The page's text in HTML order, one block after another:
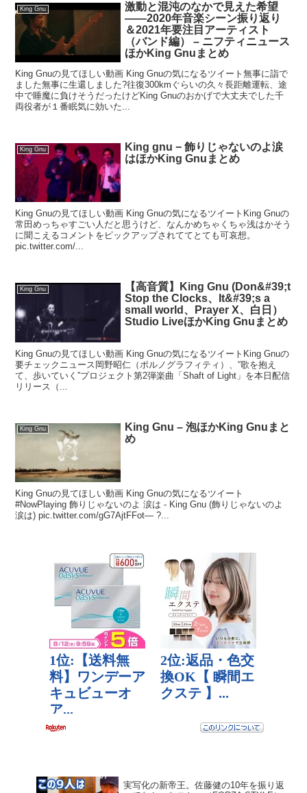
King Gnu
激動と混沌のなかで見えた希望
――2020年音楽シーン振り返り
＆2021年要注目アーティスト
（バンド編） – ニフティニュース
ほかKing Gnuまとめ
King Gnuの見てほしい動画 King Gnuの気になるツイート無事に詣で
ました無事に生還しました?往復300kmぐらいの久々長距離運転、途
中で睡魔に負けそうだったけどKing Gnuのおかげで大丈夫でした千
両役者が１番眠気に効いた...
King Gnu
King gnu − 飾りじゃないのよ涙
はほかKing Gnuまとめ
King Gnuの見てほしい動画 King Gnuの気になるツイートKing Gnuの
常田めっちゃすごい人だと思うけど、なんかめちゃくちゃ浅はかそう
に聞こえるコメントをピックアップされててとても可哀想。
pic.twitter.com/...
King Gnu
【高音質】King Gnu (Don&#39;t
Stop the Clocks、It&#39;s a
small world、Prayer X、白日）
Studio LiveほかKing Gnuまとめ
King Gnuの見てほしい動画 King Gnuの気になるツイートKing Gnuの
要チェックニュース岡野昭仁（ポルノグラフィティ）、“歌を抱え
て、歩いていく”プロジェクト第2弾楽曲「Shaft of Light」を本日配信
リリース（...
King Gnu
King Gnu – 泡ほかKing Gnuまと
め
King Gnuの見てほしい動画 King Gnuの気になるツイート
#NowPlaying 飾りじゃないのよ 涙は - King Gnu (飾りじゃないのよ
涙は) pic.twitter.com/gG7AjtFFot— ?...
実写化の新帝王。佐藤健の10年を振り返